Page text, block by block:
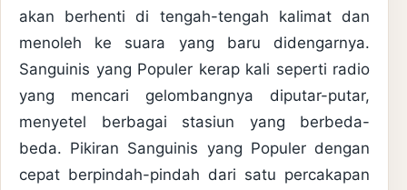
akan berhenti di tengah-tengah kalimat dan
menoleh ke suara yang baru didengarnya.
Sanguinis yang Populer kerap kali seperti radio
yang mencari gelombangnya diputar-putar,
menyetel berbagai stasiun yang berbeda-
beda. Pikiran Sanguinis yang Populer dengan
cepat berpindah-pindah dari satu percakapan